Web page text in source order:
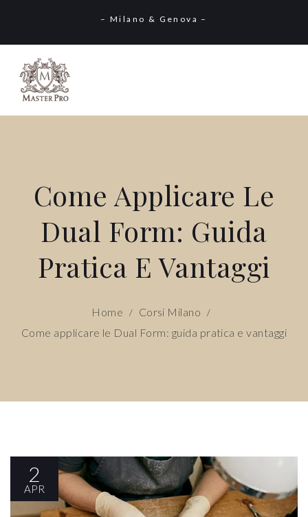
– Milano & Genova –
Come Applicare Le
Dual Form: Guida
Pratica E Vantaggi
Home / Corsi Milano /
Come applicare le Dual Form: guida pratica e vantaggi
2
APR